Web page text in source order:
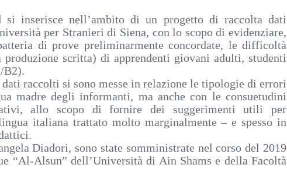
inserisce nell’ambito di un progetto di raccolta dati
per Stranieri di Siena, con lo scopo di evidenziare,
di prove preliminarmente concordate, le difficoltà
scritta) di apprendenti giovani adulti, studenti
B2).
raccolti si sono messe in relazione le tipologie di errori
madre degli informanti, ma anche con le consuetudini
allo scopo di fornire dei suggerimenti utili per
italiana trattato molto marginalmente – e spesso in
Diadori, sono state somministrate nel corso del 2019
“Al-Alsun” dell’Università di Ain Shams e della Facoltà